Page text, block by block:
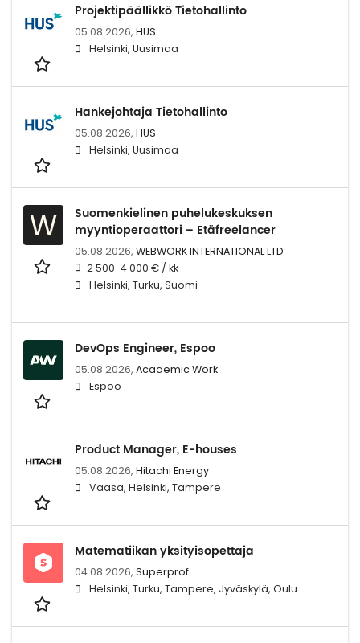
Projektipäällikkö Tietohallinto
05.08.2026, HUS
Helsinki, Uusimaa
Hankejohtaja Tietohallinto
05.08.2026, HUS
Helsinki, Uusimaa
W
Suomenkielinen puhelukeskuksen
myyntioperaattori – Etäfreelancer
05.08.2026, WEBWORK INTERNATIONAL LTD
2 500-4 000 € / kk
Helsinki, Turku, Suomi
DevOps Engineer, Espoo
05.08.2026, Academic Work
Espoo
Product Manager, E-houses
05.08.2026, Hitachi Energy
Vaasa, Helsinki, Tampere
Matematiikan yksityisopettaja
04.08.2026, Superprof
Helsinki, Turku, Tampere, Jyväskylä, Oulu